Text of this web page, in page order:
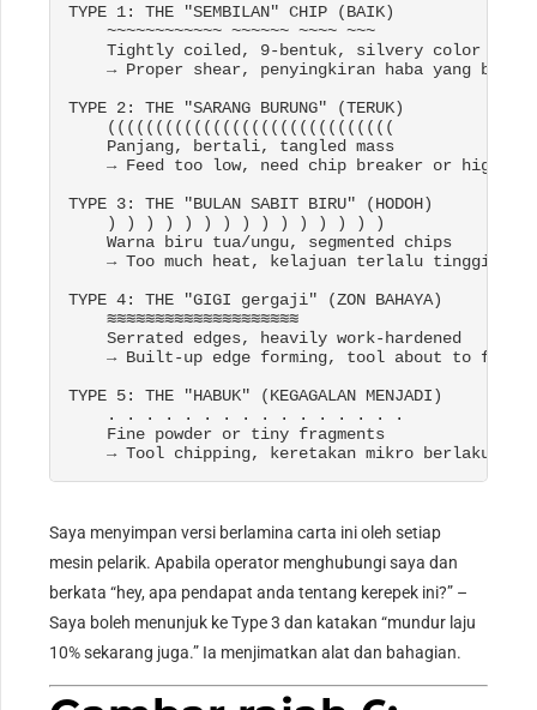
TYPE 1: THE "SEMBILAN" CHIP (BAIK)
~~~~~~~~~~~~ ~~~~~~ ~~~~ ~~~
    Tightly coiled
, 9-bentuk, silvery color
    → Proper shear
, penyingkiran haba yang
TYPE 2: THE "SARANG BURUNG" (TERUK)
    ((((((((((((((((((((((((((((((
    Panjang, bertali,
tangled mass
    → Feed too low
, need chip breaker or higher
TYPE 3: THE "BULAN SABIT BIRU" (HODOH)
    ) ) ) ) ) ) ) ) ) ) ) ) ) ) )
    Warna biru tua/ungu,
segmented chips
    → Too much heat
, kelajuan terlalu tinggi,
TYPE 4: THE "GIGI gergaji" (ZON BAHAYA)
≋≋≋≋≋≋≋≋≋≋≋≋≋≋≋≋≋≋≋≋
    Serrated edges
, heavily work-hardened
    → Built-up edge forming
, tool about to fail
TYPE 5: THE "HABUK" (KEGAGALAN MENJADI)
    . . . . . . . . . . . . . . . .
Fine powder or tiny fragments
    → Tool chipping
, keretakan mikro berlaku
Saya menyimpan versi berlamina carta ini oleh setiap
mesin pelarik. Apabila operator menghubungi saya dan
berkata “hey, apa pendapat anda tentang kerepek ini?” –
Saya boleh menunjuk ke Type 3 dan katakan “mundur laju
10% sekarang juga.” Ia menjimatkan alat dan bahagian.